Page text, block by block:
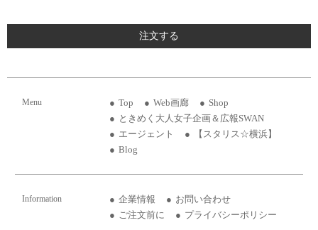
注文する
Menu Top Web画廊
Shop
ときめく大人女子企画＆広報SWAN
エージェント
【スタリス☆横浜】
Blog
Information 企業情報
お問い合わせ
ご注文前に
プライバシーポリシー